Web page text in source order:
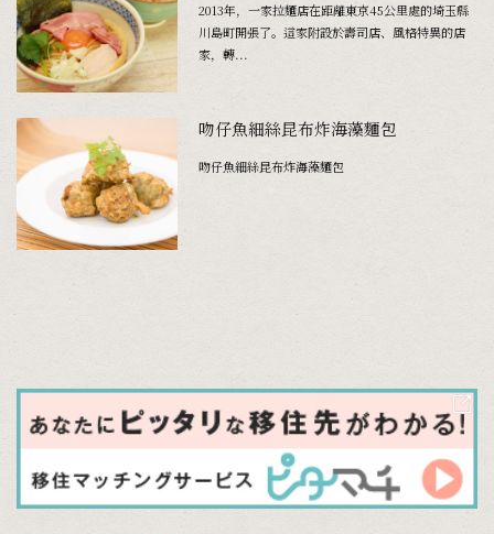
2013年，一家拉麵店在距離東京45公里處的埼玉縣
川島町開張了。這家附設於壽司店、風格特異的店
家，轉...
吻仔魚細絲昆布炸海藻麵包
吻仔魚細絲昆布炸海藻麵包